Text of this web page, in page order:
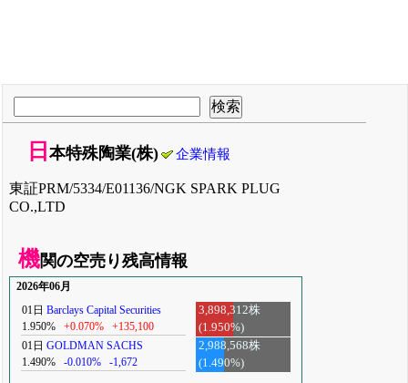
日本特殊陶業(株) 企業情報
東証PRM/5334/E01136/NGK SPARK PLUG
CO.,LTD
機関の空売り残高情報
2026年06月
01日 Barclays Capital Securities
1.950%
+0.070% +135,100
3,898,312株
(1.950%)
01日 GOLDMAN SACHS
1.490%
-0.010% -1,672
2,988,568株
(1.490%)